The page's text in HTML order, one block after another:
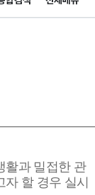
활과 밀접한 관
자 할 경우 실시